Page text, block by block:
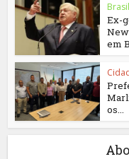
Brasil
Ex-
em
os...